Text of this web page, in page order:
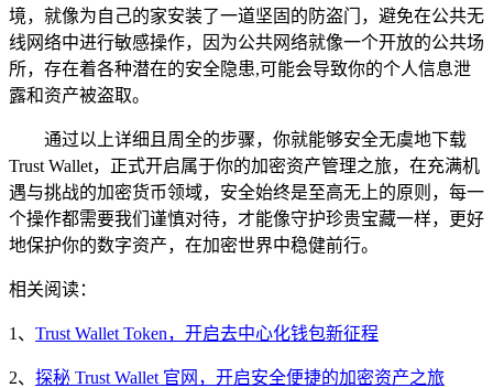
境，就像为自己的家安装了一道坚固的防盗门，避免在公共无
线网络中进行敏感操作，因为公共网络就像一个开放的公共场
所，存在着各种潜在的安全隐患,可能会导致你的个人信息泄
露和资产被盗取。
通过以上详细且周全的步骤，你就能够安全无虞地下载
Trust Wallet，正式开启属于你的加密资产管理之旅，在充满机
遇与挑战的加密货币领域，安全始终是至高无上的原则，每一
个操作都需要我们谨慎对待，才能像守护珍贵宝藏一样，更好
地保护你的数字资产，在加密世界中稳健前行。
相关阅读：
1、 Trust Wallet Token，开启去中心化钱包新征程
2、 探秘 Trust Wallet 官网，开启安全便捷的加密资产之旅